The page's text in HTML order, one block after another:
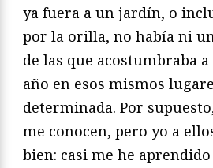
ya fuera a un jardín, o
por la orilla, no había ni
de las que acostumbraba
año en esos mismos
determinada. Por
me conocen, pero yo a
bien: casi me he